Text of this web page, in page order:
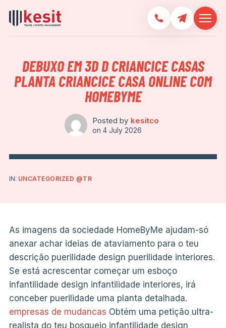
DEBUXO EM 3D D CRIANCICE CASAS
PLANTA CRIANCICE CASA ONLINE COM
HOMEBYME
Posted by kesitco
on 4 July 2026
IN: UNCATEGORIZED @TR
As imagens da sociedade HomeByMe ajudam-só
anexar achar ideias de ataviamento para o teu
descrição puerilidade design puerilidade interiores.
Se está acrescentar começar um esboço
infantilidade design infantilidade interiores, irá
conceber puerilidade uma planta detalhada.
empresas de mudancas Obtém uma petição ultra-
realista do teu bosquejo infantilidade design